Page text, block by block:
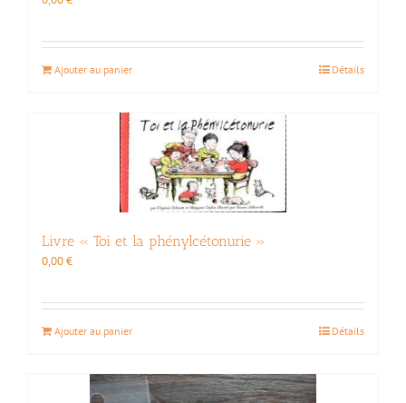
Ajouter au panier Détails
Livre « Toi et la phénylcétonurie »
0,00€
Ajouter au panier Détails